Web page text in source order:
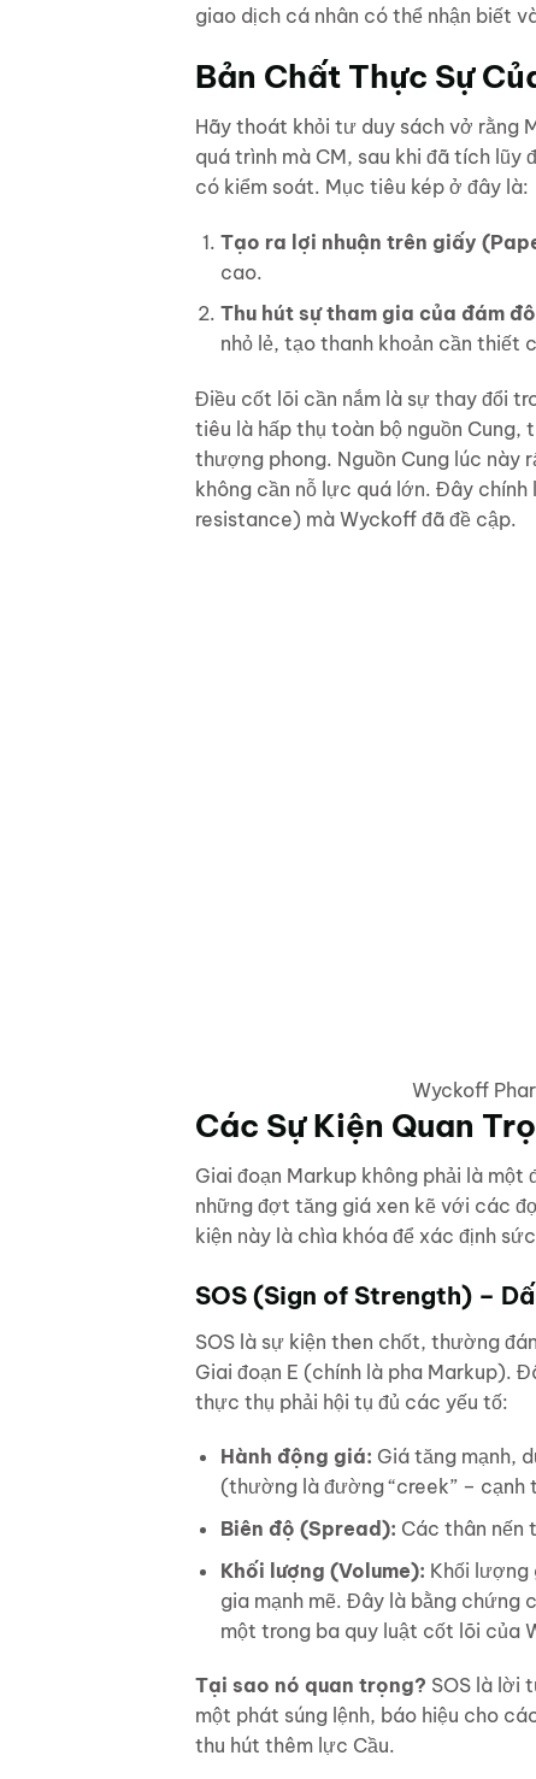
giao dịch cá nhân có thể nhận biết
Bản Chất Thực Sự
Hãy thoát khỏi tư duy sách vở rằng
quá trình mà CM, sau khi đã tích
có kiểm soát. Mục tiêu kép ở đây là:
Tạo ra lợi nhuận trên giấy
cao.
Thu hút sự tham gia của đám
nhỏ lẻ, tạo thanh khoản cần thiết
Điều cốt lõi cần nắm là sự thay đổi
tiêu là hấp thụ toàn bộ nguồn Cung,
thượng phong. Nguồn Cung lúc này
không cần nỗ lực quá lớn. Đây
resistance) mà Wyckoff đã đề cập.
Wyckoff
Các Sự Kiện Quan
Giai đoạn Markup không phải là
những đợt tăng giá xen kẽ với các
kiện này là chìa khóa để xác định
SOS (Sign of Strength) –
SOS là sự kiện then chốt, thường
Giai đoạn E (chính là pha Markup).
thực thụ phải hội tụ đủ các yếu tố:
Hành động giá: Giá tăng mạnh,
(thường là đường “creek” – cạnh
Biên độ (Spread): Các thân nến
Khối lượng (Volume): Khối lượng
gia mạnh mẽ. Đây là bằng chứng
một trong ba quy luật cốt lõi của
Tại sao nó quan trọng? SOS là lời
một phát súng lệnh, báo hiệu cho
thu hút thêm lực Cầu.